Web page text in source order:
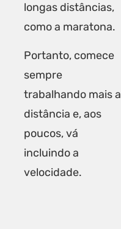
longas distâncias,
como a maratona.
Portanto, comece
sempre
trabalhando mais a
distância e, aos
poucos, vá
incluindo a
velocidade.